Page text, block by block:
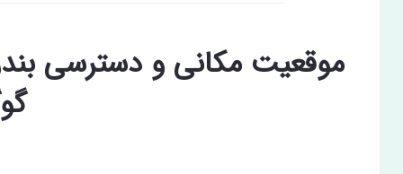
موقعیت مکانی و دسترسی